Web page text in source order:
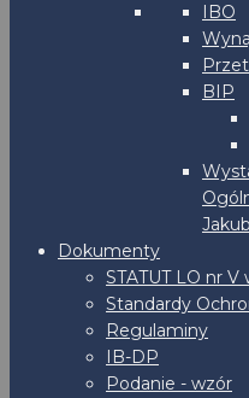
IBO
BIP
Dokumenty
STATUT LO nr V
Standardy
Regulaminy
IB-DP
Podanie - wzór